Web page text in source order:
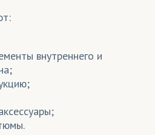
внутреннего и